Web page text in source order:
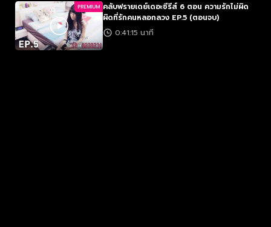
PREMIUM คลับฟรายเดย์เดอะซีรีส์ 6 ตอน ความรักไม่ผิด
ผิดที่รักคนหลอกลวง EP.5 (ตอนจบ)
0:41:15 นาที